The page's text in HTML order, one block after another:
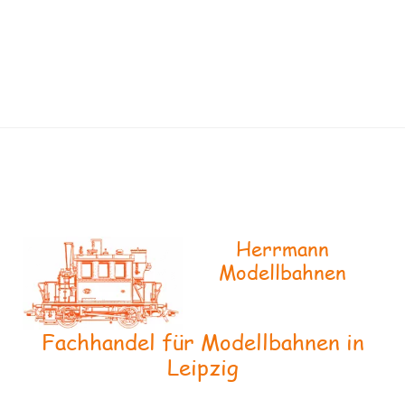
Herrmann
Modellbahnen
Fachhandel für Modellbahnen in
Leipzig